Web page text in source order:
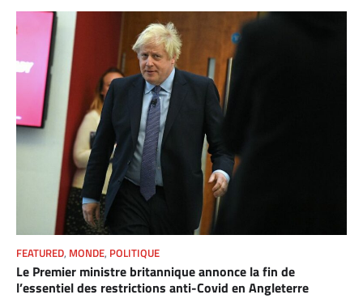
FEATURED, MONDE, POLITIQUE
Le Premier ministre britannique annonce la fin de
l’essentiel des restrictions anti-Covid en Angleterre